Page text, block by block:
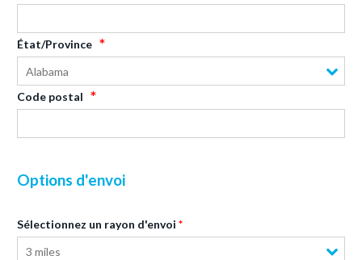
État/Province
Alabama
Code postal
Options d'envoi
Sélectionnez un rayon d'envoi
3 miles